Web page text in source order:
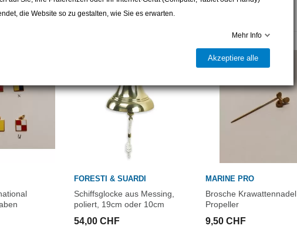
FORESTI & SUARDI
Schiffsglocke aus Messing,
poliert, 19cm oder 10cm
54,00 CHF
MARINE PRO
Brosche Krawattennadel
Propeller
9,50 CHF
die Website so zu gestalten, wie Sie es erwarten.
Mehr Info
Akzeptiere alle